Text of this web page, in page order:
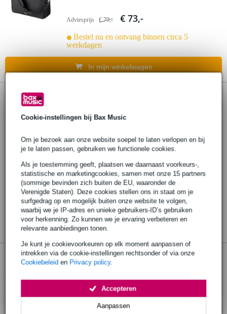
Cookie-instellingen bij Bax Music
Om je bezoek aan onze website soepel te laten verlopen en bij
je te laten passen, gebruiken we functionele cookies.
Als je toestemming geeft, plaatsen we daarnaast voorkeurs-,
statistische en marketingcookies, samen met onze 15 partners
(sommige bevinden zich buiten de EU, waaronder de
Verenigde Staten). Deze cookies stellen ons in staat om je
surfgedrag op en mogelijk buiten onze website te volgen,
waarbij we je IP-adres en unieke gebruikers-ID’s gebruiken
voor herkenning. Zo kunnen we je ervaring verbeteren en
relevante aanbiedingen tonen.
Je kunt je cookievoorkeuren op elk moment aanpassen of
intrekken via de cookie-instellingen rechtsonder of via onze
Cookiebeleid en Privacy policy.
Aanpassen
Accepteren
Adviesprijs € 79,- € 73,-
Bestel nu en ontvang binnen circa 5
werkdagen
In mijn winkelwagen
Tascam AK-DC2400 hoes voor Model
€ 89,- € 85,-